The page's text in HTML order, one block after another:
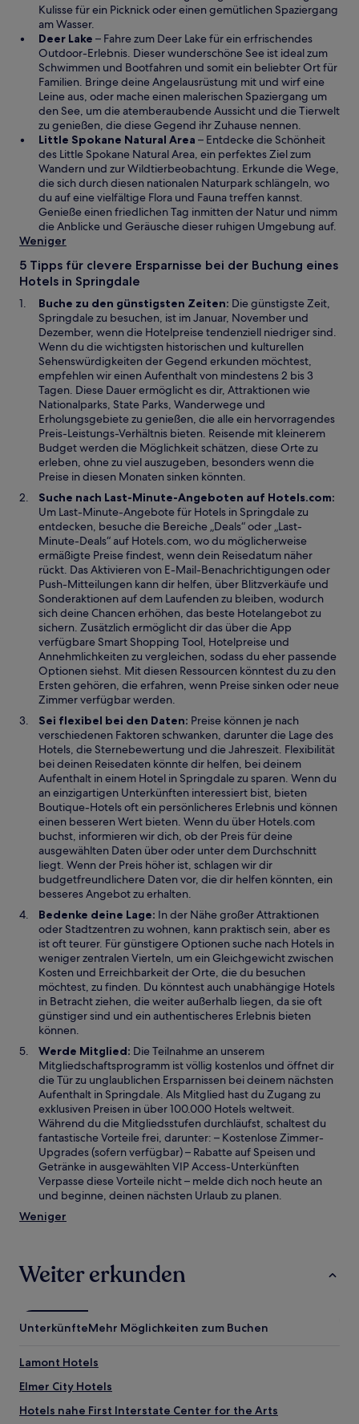
t
n
i
n
e
m
n
e
u
e
n
F
e
n
s
t
g
e
f
f
n
e
t
Kulisse für ein Picknick oder einen gemütlichen Spaziergang
am Wasser.
Deer Lake W
i
r
d
i
n
e
i
n
e
m
n
e
u
F
e
n
s
t
e
r
g
e
ö
f
f
n
e
t
– Fahre zum Deer Lake für ein erfrischendes
Outdoor-Erlebnis. Dieser wunderschöne See ist ideal zum
Schwimmen und Bootfahren und somit ein beliebter Ort für
Familien. Bringe deine Angelausrüstung mit und wirf eine
Leine aus, oder mache einen malerischen Spaziergang um
den See, um die atemberaubende Aussicht und die Tierwelt
zu genießen, die diese Gegend ihr Zuhause nennen.
Little Spokane Natural Area W
r
d
n
e
e
e
u
e
n
F
e
n
s
t
e
r
g
e
ö
f
f
n
e
t
– Entdecke die Schönheit
des Little Spokane Natural Area, ein perfektes Ziel zum
Wandern und zur Wildtierbeobachtung. Erkunde die Wege,
die sich durch diesen nationalen Naturpark schlängeln, wo
du auf eine vielfältige Flora und Fauna treffen kannst.
Genieße einen friedlichen Tag inmitten der Natur und nimm
die Anblicke und Geräusche dieser ruhigen Umgebung auf.
Weniger
5 Tipps für clevere Ersparnisse bei der Buchung eines
Hotels in Springdale
Buche zu den günstigsten Zeiten: Die günstigste Zeit,
Springdale zu besuchen, ist im Januar, November und
Dezember, wenn die Hotelpreise tendenziell niedriger sind.
Wenn du die wichtigsten historischen und kulturellen
Sehenswürdigkeiten der Gegend erkunden möchtest,
empfehlen wir einen Aufenthalt von mindestens 2 bis 3
Tagen. Diese Dauer ermöglicht es dir, Attraktionen wie
Nationalparks, State Parks, Wanderwege und
Erholungsgebiete zu genießen, die alle ein hervorragendes
Preis-Leistungs-Verhältnis bieten. Reisende mit kleinerem
Budget werden die Möglichkeit schätzen, diese Orte zu
erleben, ohne zu viel auszugeben, besonders wenn die
Preise in diesen Monaten sinken könnten.
Suche nach Last-Minute-Angeboten auf Hotels.com:
Um Last-Minute-Angebote für Hotels in Springdale zu
entdecken, besuche die Bereiche „Deals“ oder „Last-
Minute-Deals“ auf Hotels.com, wo du möglicherweise
ermäßigte Preise findest, wenn dein Reisedatum näher
rückt. Das Aktivieren von E-Mail-Benachrichtigungen oder
Push-Mitteilungen kann dir helfen, über Blitzverkäufe und
Sonderaktionen auf dem Laufenden zu bleiben, wodurch
sich deine Chancen erhöhen, das beste Hotelangebot zu
sichern. Zusätzlich ermöglicht dir das über die App
verfügbare Smart Shopping Tool, Hotelpreise und
Annehmlichkeiten zu vergleichen, sodass du eher passende
Optionen siehst. Mit diesen Ressourcen könntest du zu den
Ersten gehören, die erfahren, wenn Preise sinken oder neue
Zimmer verfügbar werden.
Sei flexibel bei den Daten: Preise können je nach
verschiedenen Faktoren schwanken, darunter die Lage des
Hotels, die Sternebewertung und die Jahreszeit. Flexibilität
bei deinen Reisedaten könnte dir helfen, bei deinem
Aufenthalt in einem Hotel in Springdale zu sparen. Wenn du
an einzigartigen Unterkünften interessiert bist, bieten
Boutique-Hotels oft ein persönlicheres Erlebnis und können
einen besseren Wert bieten. Wenn du über Hotels.com
buchst, informieren wir dich, ob der Preis für deine
ausgewählten Daten über oder unter dem Durchschnitt
liegt. Wenn der Preis höher ist, schlagen wir dir
budgetfreundlichere Daten vor, die dir helfen könnten, ein
besseres Angebot zu erhalten.
Bedenke deine Lage: In der Nähe großer Attraktionen
oder Stadtzentren zu wohnen, kann praktisch sein, aber es
ist oft teurer. Für günstigere Optionen suche nach Hotels in
weniger zentralen Vierteln, um ein Gleichgewicht zwischen
Kosten und Erreichbarkeit der Orte, die du besuchen
möchtest, zu finden. Du könntest auch unabhängige Hotels
in Betracht ziehen, die weiter außerhalb liegen, da sie oft
günstiger sind und ein authentischeres Erlebnis bieten
können.
Werde Mitglied: Die Teilnahme an unserem
Mitgliedschaftsprogramm ist völlig kostenlos und öffnet dir
die Tür zu unglaublichen Ersparnissen bei deinem nächsten
Aufenthalt in Springdale. Als Mitglied hast du Zugang zu
exklusiven Preisen in über 100.000 Hotels weltweit.
Während du die Mitgliedsstufen durchläufst, schaltest du
fantastische Vorteile frei, darunter: – Kostenlose Zimmer-
Upgrades (sofern verfügbar) – Rabatte auf Speisen und
Getränke in ausgewählten VIP Access-Unterkünften
Verpasse diese Vorteile nicht – melde dich noch heute an
und beginne, deinen nächsten Urlaub zu planen.
Weniger
Weiter erkunden
UnterkünfteMehr Möglichkeiten zum Buchen
Lamont Hotels
Elmer City Hotels
Hotels nahe First Interstate Center for the Arts